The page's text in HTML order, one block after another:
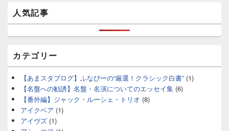
人気記事
カテゴリー
【あまスタブログ】ふなぴーの“厳選！クラシック白書” (1)
【名盤への勧誘】名盤・名演についてのエッセイ集 (6)
【番外編】ジャック・ルーシェ・トリオ (8)
アイクベア (1)
アイヴズ (1)